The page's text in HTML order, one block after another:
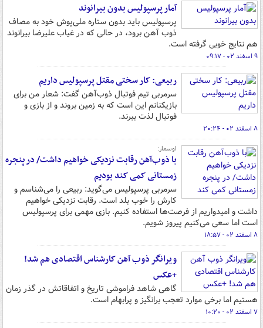
آمار پرسپولیس بدون بیرانوند
پرسپولیس باید بدون ستاره ملی‌پوش خود به مصاف
ذوب آهن برود، در حالی که در غیاب علیرضا بیرانوند
هم نتایج خوبی گرفته است.
۹ اسفند ۰۲ - ۰۹:۱۷
ربیعی: کار سختی مقتل پرسپولیس داریم
سرمربی تیم فوتبال ذوب‌آهن گفت: شعار من برای
بازیکنانم این است که به زمین بروند و از بازی و
فوتبال لذت ببرند.
۸ اسفند ۰۲ - ۲۰:۲۴
اوسمار:
با ذوب‌آهن رقابت نزدیکی خواهیم داشت/ در پنجره
زمستانی کمی کند بودیم
سرمربی پرسپولیس می‌گوید: ربیعی را می‌شناسم و
کارش را خوب بلد است. رقابت نزدیکی خواهیم
داشت و امیدواریم از فرصت‌ها استفاده کنیم. بازی مهمی برای پرسپولیس
است اما سعی می‌کنیم پیروز شویم.
۸ اسفند ۰۲ - ۱۸:۵۷
ویرانگر ذوب آهن کارشناس اقتصادی هم شد!
+عکس
گاهی شاهد فراموشی تاریخ و اتفاقاتش در گذر زمان
هستیم اما برخی موارد تعجب برانگیز و پرابهام است.
۷ اسفند ۰۲ - ۱۰:۲۰